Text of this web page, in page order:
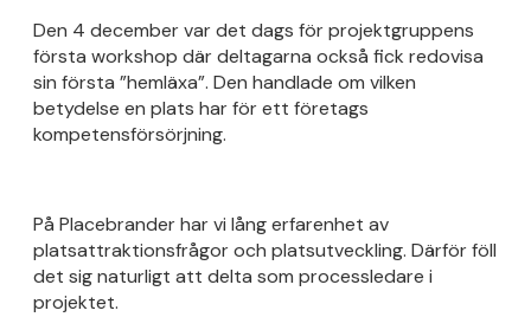
Den 4 december var det dags för projektgruppens
första workshop där deltagarna också fick redovisa
sin första ”hemläxa”. Den handlade om vilken
betydelse en plats har för ett företags
kompetensförsörjning.
På Placebrander har vi lång erfarenhet av
platsattraktionsfrågor och platsutveckling. Därför föll
det sig naturligt att delta som processledare i
projektet.